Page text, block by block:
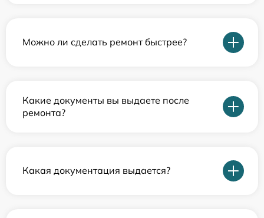
Можно ли сделать ремонт быстрее?
Какие документы вы выдаете после
ремонта?
Какая документация выдается?